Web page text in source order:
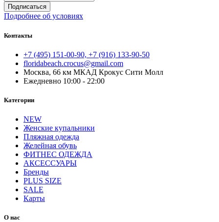
Подписаться
Подробнее об условиях
Контакты
+7 (495) 151-00-90, +7 (916) 133-90-50
floridabeach.crocus@gmail.com
Москва, 66 км МКАД Крокус Сити Молл
Ежедневно 10:00 - 22:00
Категории
NEW
Женские купальники
Пляжная одежда
Желейная обувь
ФИТНЕС ОДЕЖДА
АКСЕССУАРЫ
Бренды
PLUS SIZE
SALE
Карты
О нас